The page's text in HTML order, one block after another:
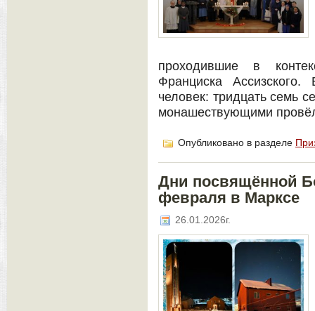
проходившие в
Франциска
человек: тридцать семь
монашествующими
Опубликовано в разделе
Дни посвящённой
февраля в Марксе
26.01.2026г.